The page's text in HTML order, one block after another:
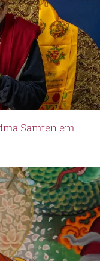
Samten em